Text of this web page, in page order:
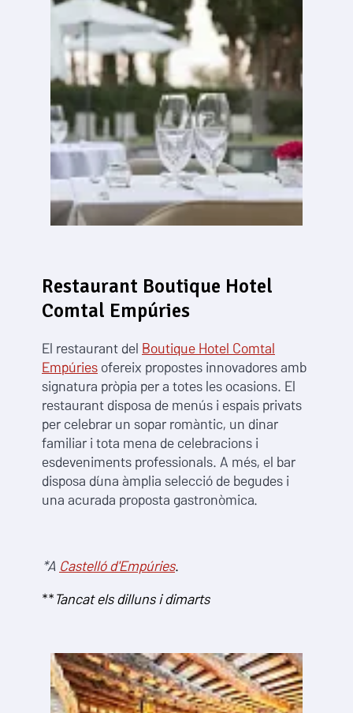
Restaurant Boutique Hotel
Comtal Empúries
El restaurant del Boutique Hotel Comtal
Empúries ofereix propostes innovadores amb
signatura pròpia per a totes les ocasions. El
restaurant disposa de menús i espais privats
per celebrar un sopar romàntic, un dinar
familiar i tota mena de celebracions i
esdeveniments professionals. A més, el bar
disposa d´una àmplia selecció de begudes i
una acurada proposta gastronòmica.
*A Castelló d'Empúries.
**Tancat els dilluns i dimarts